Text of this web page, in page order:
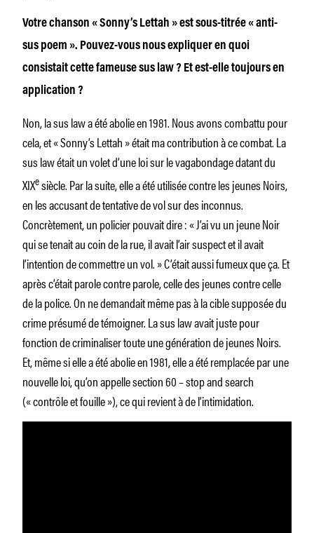
Votre chanson « Sonny’s Lettah »est sous-titrée « anti-
sus poem ». Pouvez-vous nous expliquer en quoi
consistait cette fameusesus law? Et est-elle toujours en
application ?
Non, lasus lawa été abolie en 1981. Nous avons combattu pour
cela, et « Sonny’s Lettah » était ma contribution à ce combat. La
sus lawétait un volet d’une loi sur le vagabondage datant du
XIXesiècle. Par la suite, elle a été utilisée contre les jeunes Noirs,
en les accusant de tentative de vol sur des inconnus.
Concrètement, un policier pouvait dire :« J’ai vu un jeune Noir
qui se tenait au coin de la rue, il avait l’air suspect et il avait
l’intention de commettre un vol. »C’était aussi fumeux que ça. Et
après c’était parole contre parole, celle des jeunes contre celle
de la police. On ne demandait même pas à la cible supposée du
crime présumé de témoigner. Lasus lawavait juste pour
fonction de criminaliser toute une génération de jeunes Noirs.
Et,mêmesi elle a été abolie en 1981, ellea été remplacée par une
nouvelle loi, qu’on appellesection 60–stop and search
(« contrôle et fouille »), ce qui revient à de l’intimidation.